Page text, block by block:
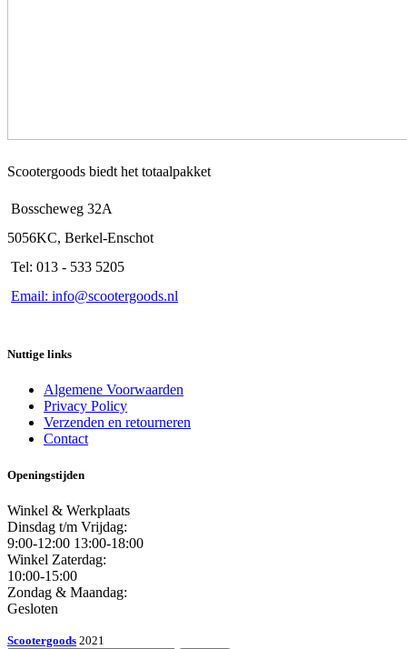
Scootergoods biedt het totaalpakket
Bosscheweg 32A
5056KC, Berkel-Enschot
Tel: 013 - 533 5205
Email: info@scootergoods.nl
Nuttige links
Algemene Voorwaarden
Privacy Policy
Verzenden en retourneren
Contact
Openingstijden
Winkel & Werkplaats
Dinsdag t/m Vrijdag:
9:00-12:00 13:00-18:00
Winkel Zaterdag:
10:00-15:00
Zondag & Maandag:
Gesloten
Scootergoods 2021